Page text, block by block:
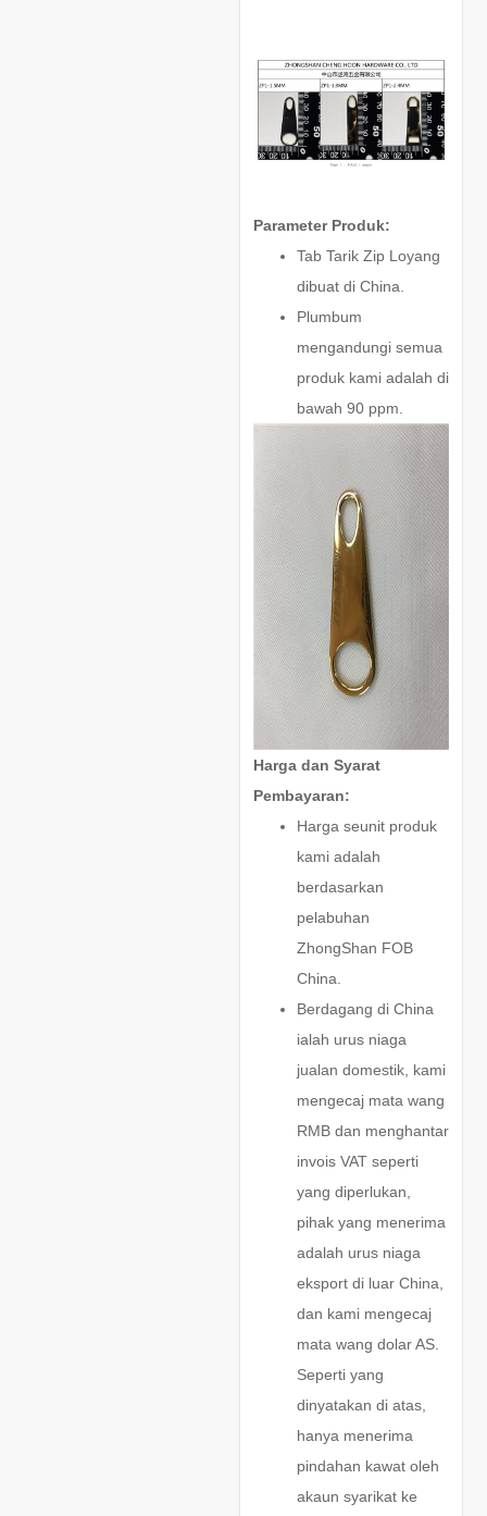
Parameter Produk:
Tab Tarik Zip Loyang
dibuat di China.
Plumbum
mengandungi semua
produk kami adalah di
bawah 90 ppm.
Harga dan Syarat
Pembayaran:
Harga seunit produk
kami adalah
berdasarkan
pelabuhan
ZhongShan FOB
China.
Berdagang di China
ialah urus niaga
jualan domestik, kami
mengecaj mata wang
RMB dan menghantar
invois VAT seperti
yang diperlukan,
pihak yang menerima
adalah urus niaga
eksport di luar China,
dan kami mengecaj
mata wang dolar AS.
Seperti yang
dinyatakan di atas,
hanya menerima
pindahan kawat oleh
akaun syarikat ke